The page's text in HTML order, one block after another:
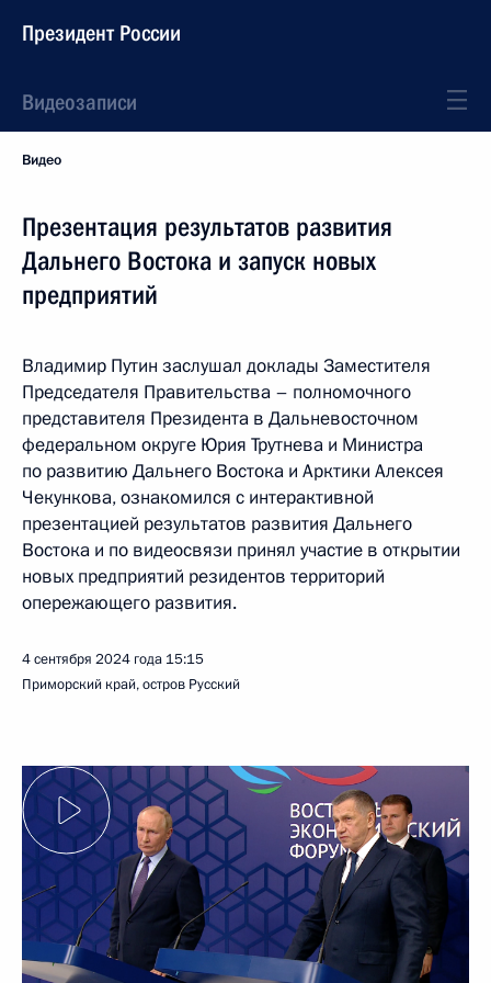
Президент России
Видеозаписи
Видео
Презентация результатов развития
Дальнего Востока и запуск новых
предприятий
Владимир Путин заслушал доклады Заместителя
Председателя Правительства – полномочного
представителя Президента в Дальневосточном
федеральном округе Юрия Трутнева и Министра
по развитию Дальнего Востока и Арктики Алексея
Чекункова, ознакомился с интерактивной
презентацией результатов развития Дальнего
Востока и по видеосвязи принял участие в открытии
новых предприятий резидентов территорий
опережающего развития.
4 сентября 2024 года 15:15
Приморский край, остров Русский